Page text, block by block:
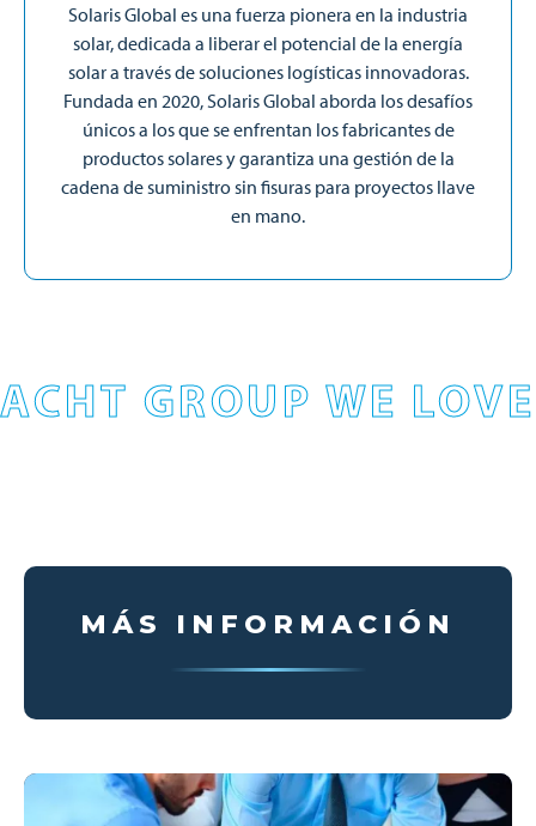
Solaris Global es una fuerza pionera en la industria
solar, dedicada a liberar el potencial de la energía
solar a través de soluciones logísticas innovadoras.
Fundada en 2020, Solaris Global aborda los desafíos
únicos a los que se enfrentan los fabricantes de
productos solares y garantiza una gestión de la
cadena de suministro sin fisuras para proyectos llave
en mano.
GROUP WE
MÁS INFORMACIÓN